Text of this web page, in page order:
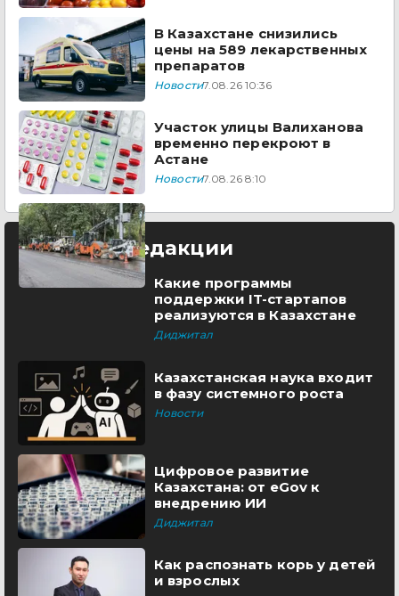
В Казахстане снизились
цены на 589 лекарственных
препаратов
Новости7.08.26 10:36
Участок улицы Валиханова
временно перекроют в
Астане
Новости7.08.26 8:10
Выбор редакции
Какие программы
поддержки IT-стартапов
реализуются в Казахстане
Диджитал
Казахстанская наука входит
в фазу системного роста
Новости
Цифровое развитие
Казахстана: от eGov к
внедрению ИИ
Диджитал
Как распознать корь у детей
и взрослых